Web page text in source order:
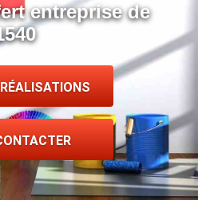
entreprise de